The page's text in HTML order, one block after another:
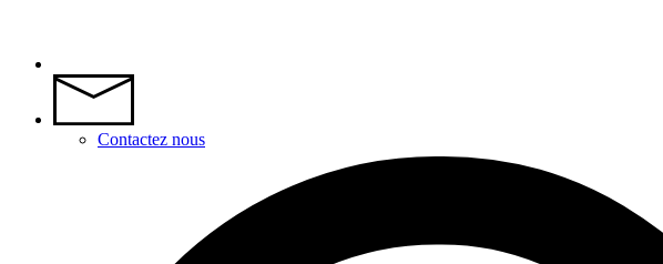
Contactez nous